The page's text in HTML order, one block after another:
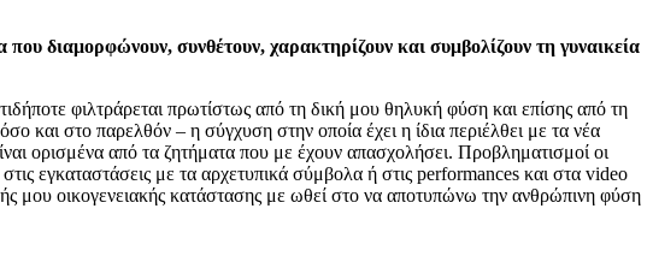
διαμορφώνουν, συνθέτουν, χαρακτηρίζουν και συμβολίζουν τη γυναικεία
φιλτράρεται πρωτίστως από τη δική μου θηλυκή φύση και επίσης από τη
και στο παρελθόν – η σύγχυση στην οποία έχει η ίδια περιέλθει με τα νέα
ορισμένα από τα ζητήματα που με έχουν απασχολήσει. Προβληματισμοί οι
εγκαταστάσεις με τα αρχετυπικά σύμβολα ή στις performances και στα video
μου οικογενειακής κατάστασης με ωθεί στο να αποτυπώνω την ανθρώπινη φύση